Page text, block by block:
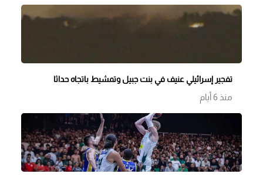
تفجير إسرائيلي عنيف في بنت جبيل وتمشيط باتجاه حداثا
منذ 6 أيام